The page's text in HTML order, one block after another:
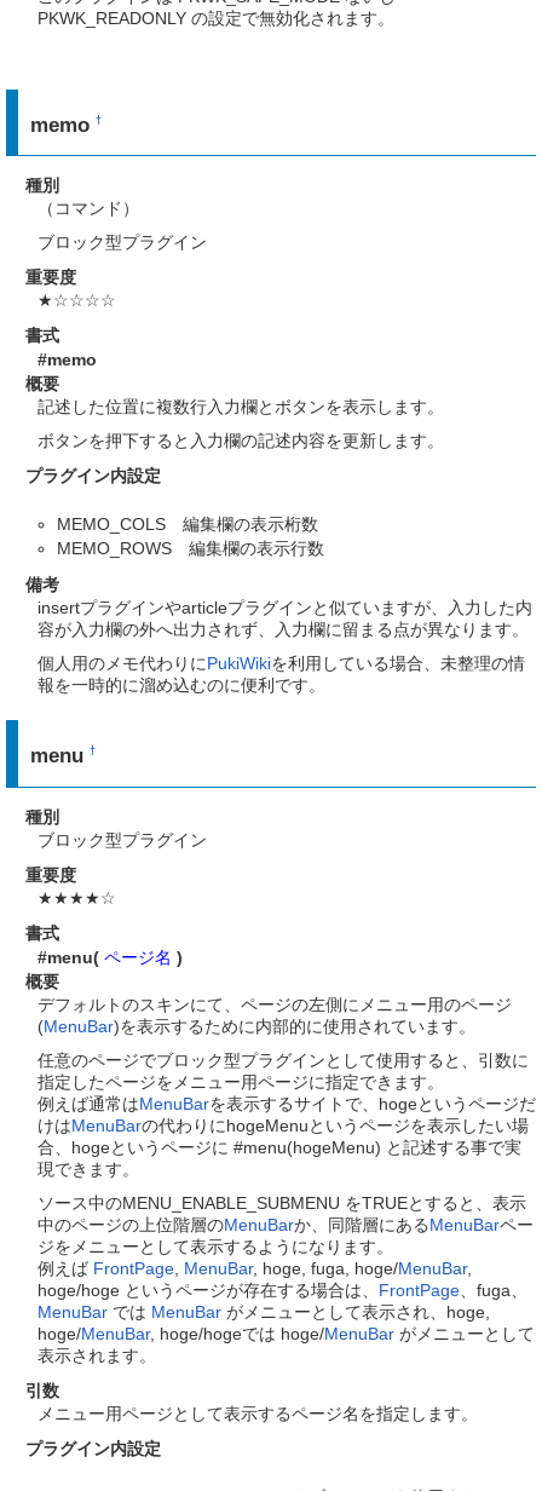
PKWK_READONLY の設定で無効化されます。
memo†
種別
（コマンド）
ブロック型プラグイン
重要度
★☆☆☆☆
書式
#memo
概要
記述した位置に複数行入力欄とボタンを表示します。
ボタンを押下すると入力欄の記述内容を更新します。
プラグイン内設定
MEMO_COLS 編集欄の表示桁数
MEMO_ROWS 編集欄の表示行数
備考
insertプラグインやarticleプラグインと似ていますが、入力した内
容が入力欄の外へ出力されず、入力欄に留まる点が異なります。
個人用のメモ代わりにPukiWikiを利用している場合、未整理の情
報を一時的に溜め込むのに便利です。
menu†
種別
ブロック型プラグイン
重要度
★★★★☆
書式
#menu( ページ名 )
概要
デフォルトのスキンにて、ページの左側にメニュー用のページ
(MenuBar)を表示するために内部的に使用されています。
任意のページでブロック型プラグインとして使用すると、引数に
指定したページをメニュー用ページに指定できます。
例えば通常はMenuBarを表示するサイトで、hogeというページだ
けはMenuBarの代わりにhogeMenuというページを表示したい場
合、hogeというページに #menu(hogeMenu) と記述する事で実
現できます。
ソース中のMENU_ENABLE_SUBMENU をTRUEとすると、表示
中のページの上位階層のMenuBarか、同階層にあるMenuBarペー
ジをメニューとして表示するようになります。
例えば FrontPage MenuBar, hoge, fuga, hoge/MenuBar,
hoge/hoge というページが存在する場合は、 FrontPage 、fuga、
MenuBar では MenuBar がメニューとして表示され、hoge,
hoge/MenuBar, hoge/hogeでは hoge/MenuBar がメニューとして
表示されます。
引数
メニュー用ページとして表示するページ名を指定します。
プラグイン内設定